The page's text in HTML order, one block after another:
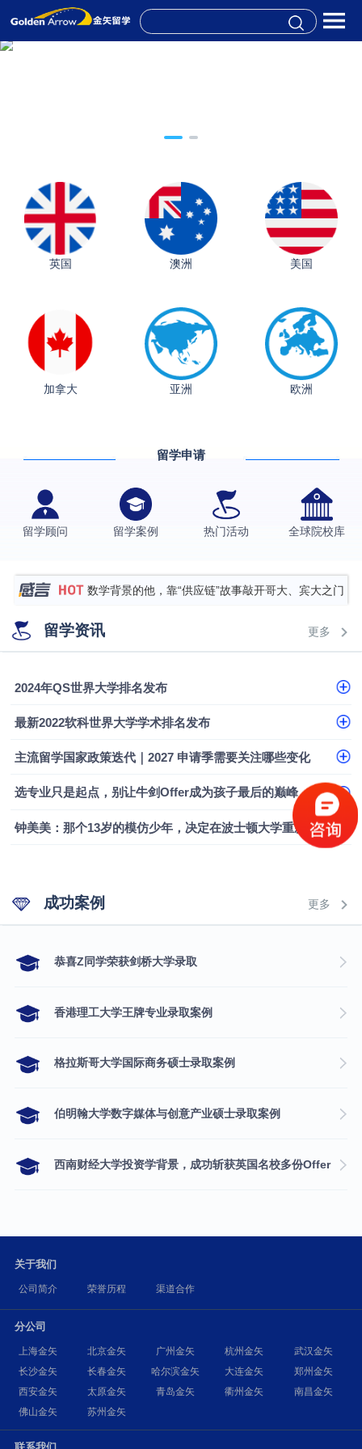
英国 澳洲 美国
加拿大 亚洲 欧洲
留学申请
留学顾问 留学案例 热门活动 全球院校库
从上海财大2+2到谢菲尔德：低均分逆袭QS百强金
伯明翰大学数字媒体与创意产业硕士录取案例
西南财经大学投资学背景，成功斩获英国名校多份
硕士录取
数学背景的他，靠“供应链”故事敲开哥大、宾大之门
专科逆袭伦敦大学学院UCL录取案例解析
香港浸会大学伦理与公共事务硕士录取
留学资讯 更多
2024年QS世界大学排名发布
最新2022软科世界大学学术排名发布
主流留学国家政策迭代｜2027 申请季需要关注哪些变化
选专业只是起点，别让牛剑Offer成为孩子最后的巅峰
钟美美：那个13岁的模仿少年，决定在波士顿大学重新定义自己
成功案例 更多
​恭喜Z同学荣获剑桥大学录取
香港理工大学王牌专业录取案例
格拉斯哥大学国际商务硕士录取案例
伯明翰大学数字媒体与创意产业硕士录取案例
西南财经大学投资学背景，成功斩获英国名校多份Offer
关于我们
公司简介 荣誉历程 渠道合作
分公司
上海金矢 北京金矢 广州金矢 杭州金矢
武汉金矢
长沙金矢
长春金矢 哈尔滨金矢 大连金矢
郑州金矢
西安金矢
太原金矢 青岛金矢 衢州金矢
南昌金矢
佛山金矢
苏州金矢